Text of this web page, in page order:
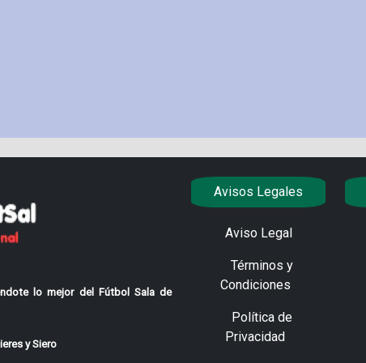
lo mejor del Fútbol Sala de
y Siero
Avisos Legales
Aviso Legal
Términos y
Condiciones
Política de
Privacidad